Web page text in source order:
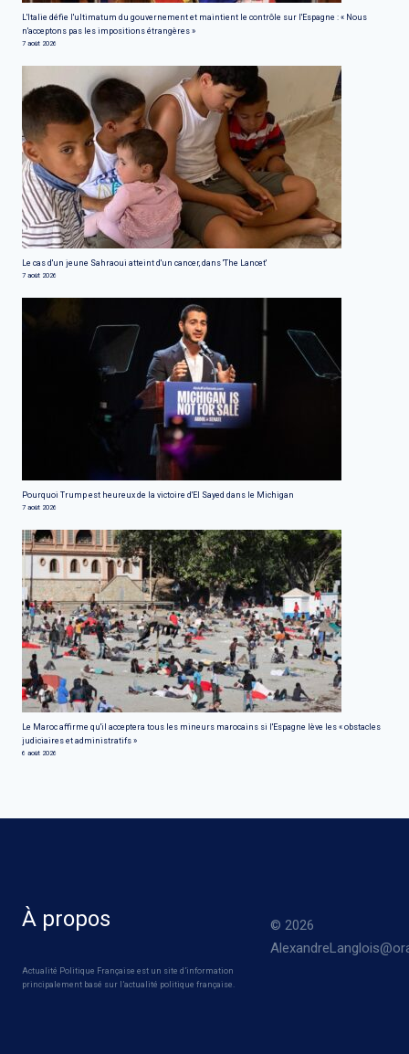
L'Italie défie l'ultimatum du gouvernement et maintient le contrôle sur l'Espagne : « Nous
n'acceptons pas les impositions étrangères »
7 août 2026
Le cas d'un jeune Sahraoui atteint d'un cancer, dans 'The Lancet'
7 août 2026
Pourquoi Trump est heureux de la victoire d'El Sayed dans le Michigan
7 août 2026
Le Maroc affirme qu'il acceptera tous les mineurs marocains si l'Espagne lève les « obstacles
judiciaires et administratifs »
6 août 2026
À propos
Actualité Politique Française est un site d’information
principalement basé sur l’actualité politique française.
© 2026